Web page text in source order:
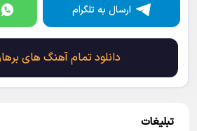
ارسال به تلگرام
دانلود تمام آهنگ های برهان چاچان
تبلیغات